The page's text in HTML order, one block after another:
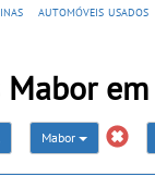
automóveis usados
Mabor
Mabor